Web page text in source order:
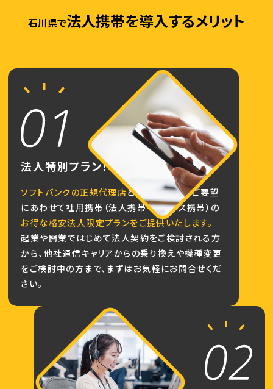
石川県で法人携帯を導入するメリット
法人特別プラン！
ソフトバンクの正規代理店として、お客様のご要望
にあわせて社用携帯（法人携帯・ビジネス携帯）の
お得な格安法人限定プランをご提供いたします。
起業や開業ではじめて法人契約をご検討される方
から、他社通信キャリアからの乗り換えや機種変更
をご検討中の方まで、まずはお気軽にお問合せくだ
さい。